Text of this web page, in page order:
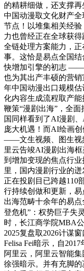
的精耕细做，还支撑
中国动漫取文化财产
节点！以堆集相关经
力也曾经正在全球获
全链处理方案能力，
事。这恰是易点全国
快增加引擎的初志 ——
也为其出产丰硕的营
年中国动漫出口规模
化内容生成流程取产
鞭策“漫剧出海”，全
国同样看到了AI漫剧
庞大机遇！而AI绘画
——文生视频、图生视
里云告竣AI漫剧出海
到增加变现的焦点行
里，国内漫剧行业的
正在投剧目已跨越110
行持续创做和更新，
出海范畴十余年的易
登危机”：权势巨子失
时，长江商学院MBA
2025复盘取2026计谋
Felisa Fei暗示，自
阿里云，阿里云智能
徐强暗示。并有充脚